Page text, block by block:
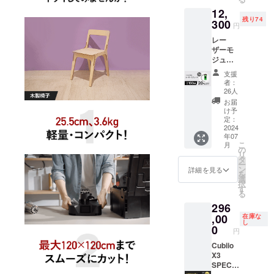
力し、皆様
ただけるよ
う努めてま
いります。
どうぞ、私
たちの活動
を温かく応
援いただけ
れば幸いで
す。
※トリ
マーと
レー
ザーモ
ジュー
ルは付
属して
いませ
ん。
レー
ザーモ
ジュー
ルはオ
プショ
ンにて
別途ご
支援い
て英語
や日本
語、韓
国語な
どに変
更する
ことが
ボック
スx1 ト
リマー
用ビッ
トセッ
ト(3
個）x1
取扱説
明書
（日本
語）x1
※こちら
のリ
ターン
は送
料・税
込です
ザーモ
ジュー
ルは付
属して
いませ
ん。
レー
プター
x1 電源
コード
x1 USB
ケーブ
ル
（5m）
x1 ベル
ト固定
用アン
カーx4
厚み調
整用
ワッ
シャー
x20
ホース
明書
（日本
語）x1
※こちら
のリ
ターン
は送
12,
300 円
残り74
レー
ザーモ
ジュー
ル 【一
般販売
予定価
格
15,000
円の
18％OF
【セッ
ト内
容】
レー
ルx1 ※
こちら
のリ
ターン
は送
料・税
込です
支援
者：
26人
お届
け予
定：
2024
年07
月
詳細を見る
こ
の
リ
タ
ー
ン
を
選
択
す
る
296
,00
0 円
在庫な
し
Cubiio
X3
SPECIA